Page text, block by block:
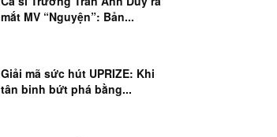
mắt MV “Nguyện”: Bản...
Giải mã sức hút UPRIZE: Khi
tân binh bứt phá bằng...